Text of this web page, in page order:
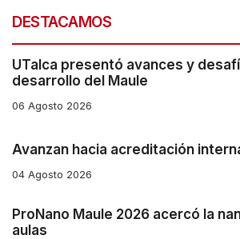
DESTACAMOS
UTalca presentó avances y
desarrollo del Maule
06 Agosto 2026
Avanzan hacia acreditación
04 Agosto 2026
ProNano Maule 2026 acercó la
aulas